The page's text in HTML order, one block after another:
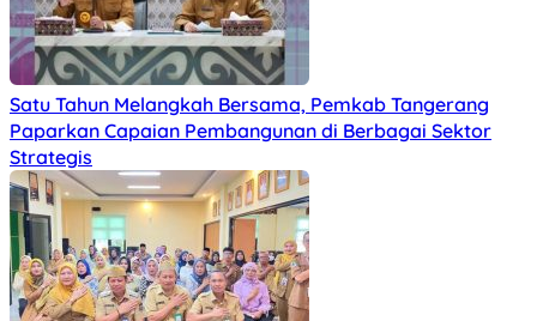
Satu Tahun Melangkah Bersama, Pemkab Tangerang
Paparkan Capaian Pembangunan di Berbagai Sektor
Strategis